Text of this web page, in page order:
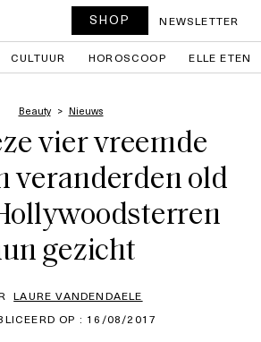
SHOP NEWSLETTER
CULTUUR HOROSCOOP ELLE ETEN
Beauty Nieuws
vier vreemde
veranderden old
gezicht
LAURE VANDENDAELE
OP : 16/08/2017